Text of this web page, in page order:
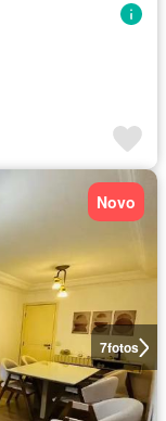
7fotos
Novo